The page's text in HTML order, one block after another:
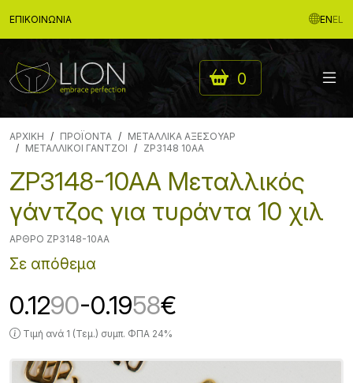
ΕΠΙΚΟΙΝΩΝΊΑ ENEL
0
ΑΡΧΙΚΉ ΠΡΟΪΟΝΤΑ
ΜΕΤΑΛΛΙΚΑ ΑΞΕΣΟΥΑΡ
ΜΕΤΑΛΛΙΚΟΙ ΓΑΝΤΖΟΙ
ZP3148 10AA
ZP3148-10AA Μεταλλικός
γάντζος για τυράντα 10 χιλ
ΆΡΘΡΟ ZP3148-10AA
Σε απόθεμα
0.1290-0.1958€
Τιμή ανά 1 (Τεμ.) συμπ. ΦΠΑ 24%